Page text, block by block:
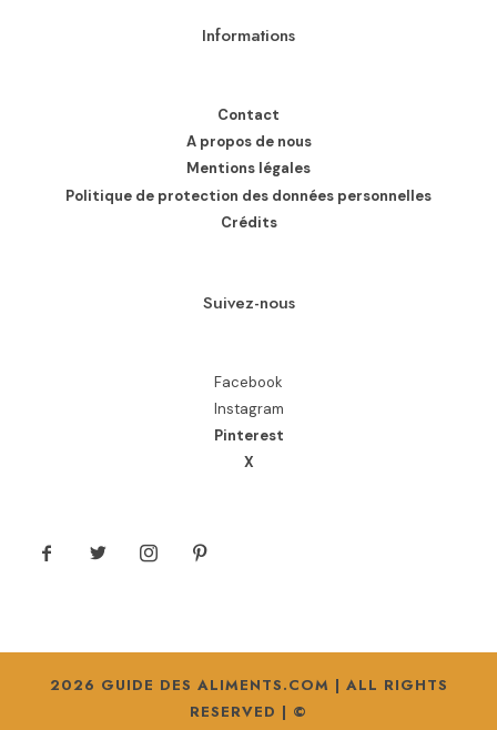
Informations
Contact
A propos de nous
Mentions légales
Politique de protection des données personnelles
Crédits
Suivez-nous
Facebook
Instagram
Pinterest
X
2026 GUIDE DES ALIMENTS.COM | ALL RIGHTS
RESERVED | ©